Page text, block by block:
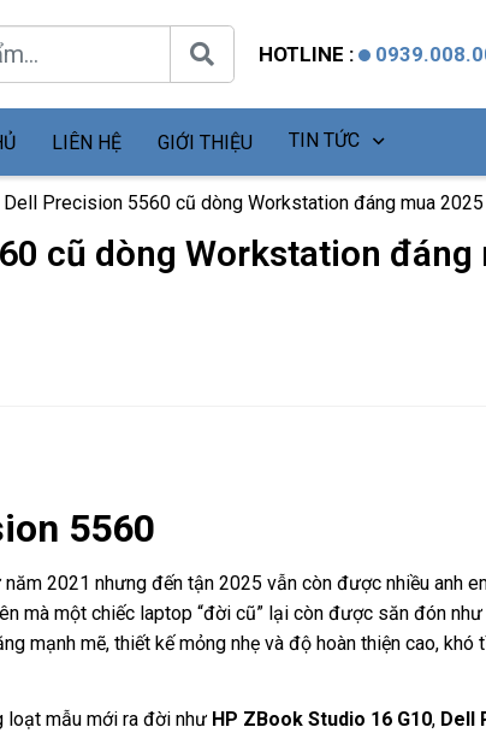
HOTLINE :
LIÊN HỆ GIỚI THIỆU TIN TỨC
Precision 5560 cũ dòng Workstation đáng mua 2025
cũ dòng Workstation đáng
5560
2021 nhưng đến tận 2025 vẫn còn được nhiều anh
mà một chiếc laptop “đời cũ” lại còn được săn đón như
mạnh mẽ, thiết kế mỏng nhẹ và độ hoàn thiện cao, khó
loạt mẫu mới ra đời như HP ZBook Studio 16 G10, Dell